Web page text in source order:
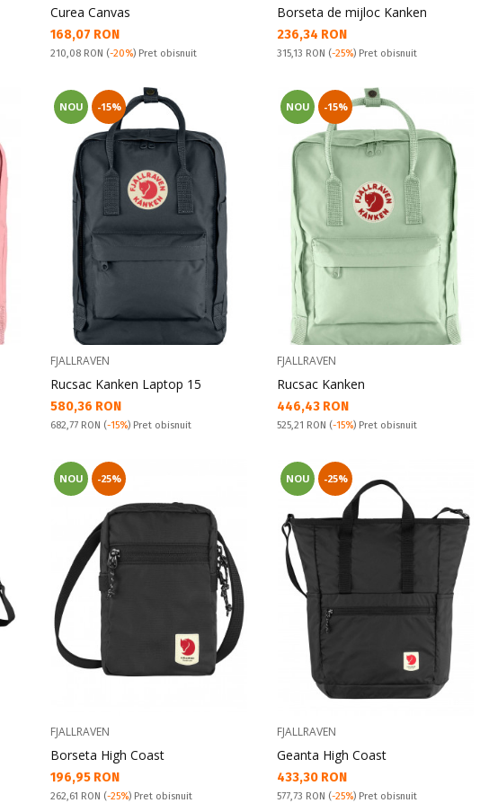
Curea Canvas
Текуща цена:
168,07 RON
Pret obisnuit:
210,08 RON (-20%) Pret obisnuit
Borseta de mijloc Kanken
Текуща цена:
236,34 RON
Pret obisnuit:
315,13 RON (-25%) Pret obisnuit
NOU -15%
FJALLRAVEN
Rucsac Kanken Laptop 15
Текуща цена:
580,36 RON
Pret obisnuit:
682,77 RON (-15%) Pret obisnuit
NOU -15%
FJALLRAVEN
Rucsac Kanken
Текуща цена:
446,43 RON
Pret obisnuit:
525,21 RON (-15%) Pret obisnuit
NOU -25%
FJALLRAVEN
Borseta High Coast
Текуща цена:
196,95 RON
Pret obisnuit:
262,61 RON (-25%) Pret obisnuit
NOU -25%
FJALLRAVEN
Geanta High Coast
Текуща цена:
433,30 RON
Pret obisnuit:
577,73 RON (-25%) Pret obisnuit